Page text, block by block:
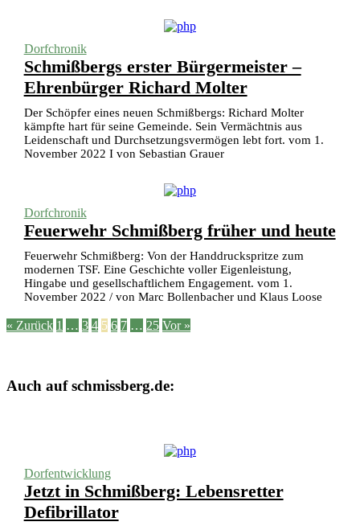
Dorfchronik
Schmißbergs erster Bürgermeister –
Ehrenbürger Richard Molter
Der Schöpfer eines neuen Schmißbergs: Richard Molter
kämpfte hart für seine Gemeinde. Sein Vermächtnis aus
Leidenschaft und Durchsetzungsvermögen lebt fort. vom 1.
November 2022 I von Sebastian Grauer
Dorfchronik
Feuerwehr Schmißberg früher und heute
Feuerwehr Schmißberg: Von der Handdruckspritze zum
modernen TSF. Eine Geschichte voller Eigenleistung,
Hingabe und gesellschaftlichem Engagement. vom 1.
November 2022 / von Marc Bollenbacher und Klaus Loose
« Zurück 1 … 3 4 5 6 7 … 25 Vor »
Auch auf schmissberg.de:
Dorfentwicklung
Jetzt in Schmißberg: Lebensretter
Defibrillator